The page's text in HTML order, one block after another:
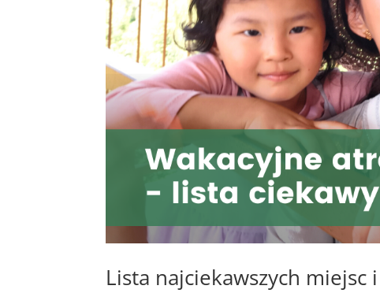
Lista najciekawszych miejsc